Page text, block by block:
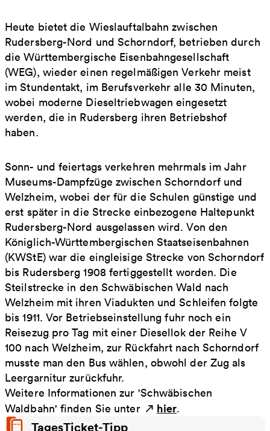
Heute bietet die Wieslauftalbahn zwischen
Rudersberg-Nord und Schorndorf, betrieben durch
die Württembergische Eisenbahngesellschaft
(WEG), wieder einen regelmäßigen Verkehr meist
im Stundentakt, im Berufsverkehr alle 30 Minuten,
wobei moderne Dieseltriebwagen eingesetzt
werden, die in Rudersberg ihren Betriebshof
haben.
Sonn- und feiertags verkehren mehrmals im Jahr
Museums-Dampfzüge zwischen Schorndorf und
Welzheim, wobei der für die Schulen günstige und
erst später in die Strecke einbezogene Haltepunkt
Rudersberg-Nord ausgelassen wird. Von den
Königlich-Württembergischen Staatseisenbahnen
(KWStE) war die eingleisige Strecke von Schorndorf
bis Rudersberg 1908 fertiggestellt worden. Die
Steilstrecke in den Schwäbischen Wald nach
Welzheim mit ihren Viadukten und Schleifen folgte
bis 1911. Vor Betriebseinstellung fuhr noch ein
Reisezug pro Tag mit einer Diesellok der Reihe V
100 nach Welzheim, zur Rückfahrt nach Schorndorf
musste man den Bus wählen, obwohl der Zug als
Leergarnitur zurückfuhr.
Weitere Informationen zur 'Schwäbischen
Waldbahn' finden Sie unter
hier.
TagesTicket-Tipp